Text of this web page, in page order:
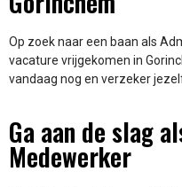
Op zoek naar een baan als
vacature vrijgekomen in
vandaag nog en verzeker
Ga aan de slag
Medewerker